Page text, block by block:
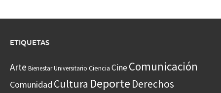
ETIQUETAS
Arte Bienestar Universitario Ciencia CineComunicación
Comunidad Cultura Deporte Derechos